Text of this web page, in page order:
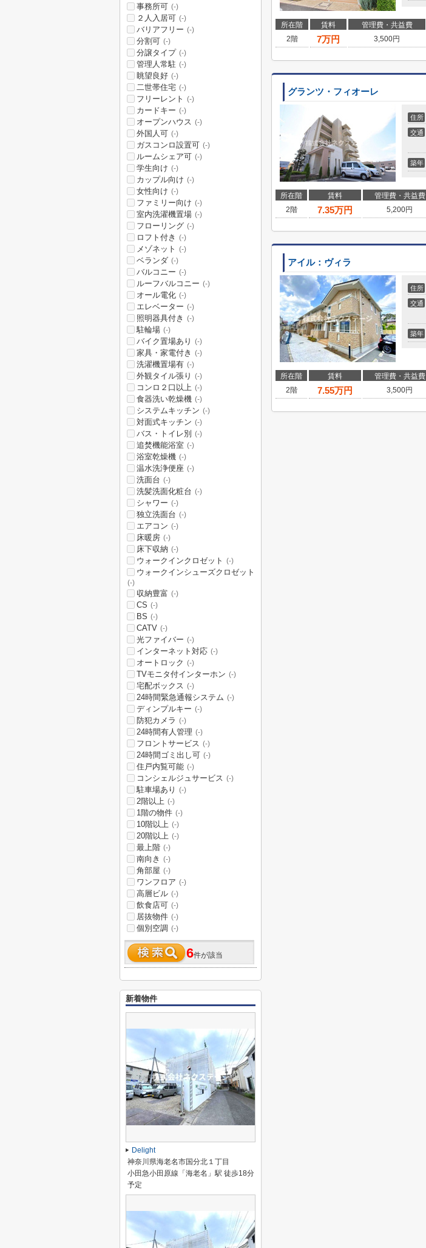
所在階 賃料 管理費・共益費
2階
7万円 3,500円
グランツ・フィオーレ
住所
交通
築年
所在階 賃料 管理費・共益費
2階
7.35万円 5,200円
アイル：ヴィラ
住所
交通
築年
所在階 賃料 管理費・共益費
2階
7.55万円 3,500円
事務所可 (-)
２人入居可 (-)
バリアフリー (-)
分割可 (-)
分譲タイプ (-)
管理人常駐 (-)
眺望良好 (-)
二世帯住宅 (-)
フリーレント (-)
カードキー (-)
オープンハウス (-)
外国人可 (-)
ガスコンロ設置可 (-)
ルームシェア可 (-)
学生向け (-)
カップル向け (-)
女性向け (-)
ファミリー向け (-)
室内洗濯機置場 (-)
フローリング (-)
ロフト付き (-)
メゾネット (-)
ベランダ (-)
バルコニー (-)
ルーフバルコニー (-)
オール電化 (-)
エレベーター (-)
照明器具付き (-)
駐輪場 (-)
バイク置場あり (-)
家具・家電付き (-)
洗濯機置場有 (-)
外観タイル張り (-)
コンロ２口以上 (-)
食器洗い乾燥機 (-)
システムキッチン (-)
対面式キッチン (-)
バス・トイレ別 (-)
追焚機能浴室 (-)
浴室乾燥機 (-)
温水洗浄便座 (-)
洗面台 (-)
洗髪洗面化粧台 (-)
シャワー (-)
独立洗面台 (-)
エアコン (-)
床暖房 (-)
床下収納 (-)
ウォークインクロゼット (-)
ウォークインシューズクロゼット
(-)
収納豊富 (-)
CS (-)
BS (-)
CATV (-)
光ファイバー (-)
インターネット対応 (-)
オートロック (-)
TVモニタ付インターホン (-)
宅配ボックス (-)
24時間緊急通報システム (-)
ディンプルキー (-)
防犯カメラ (-)
24時間有人管理 (-)
フロントサービス (-)
24時間ゴミ出し可 (-)
住戸内覧可能 (-)
コンシェルジュサービス (-)
駐車場あり (-)
2階以上 (-)
1階の物件 (-)
10階以上 (-)
20階以上 (-)
最上階 (-)
南向き (-)
角部屋 (-)
ワンフロア (-)
高層ビル (-)
飲食店可 (-)
居抜物件 (-)
個別空調 (-)
6件が該当
新着物件
Delight
神奈川県海老名市国分北１丁目
小田急小田原線「海老名」駅 徒歩18分
予定